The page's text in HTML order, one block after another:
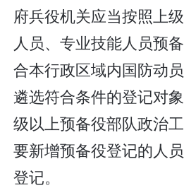
府兵役机关应当按照上
人员、专业技能人员预
合本行政区域内国防动
遴选符合条件的登记对
级以上预备役部队政治
要新增预备役登记的人
登记。